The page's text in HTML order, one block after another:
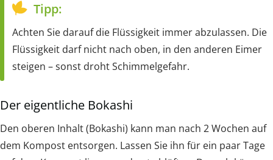
Tipp:
Achten Sie darauf die Flüssigkeit immer abzulassen. Die
Flüssigkeit darf nicht nach oben, in den anderen Eimer
steigen – sonst droht Schimmelgefahr.
Der eigentliche Bokashi
Den oberen Inhalt (Bokashi) kann man nach 2 Wochen auf
dem Kompost entsorgen. Lassen Sie ihn für ein paar Tage